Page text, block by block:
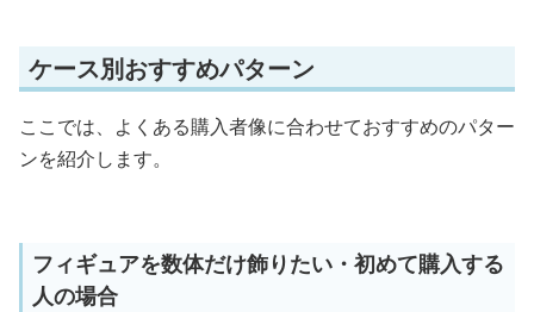
ケース別おすすめパターン
ここでは、よくある購入者像に合わせておすすめのパター
ンを紹介します。
フィギュアを数体だけ飾りたい・初めて購入する
人の場合